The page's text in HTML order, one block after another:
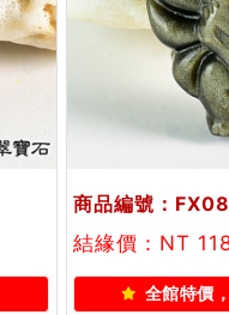
商品編號：
結緣價：NT
全館特價